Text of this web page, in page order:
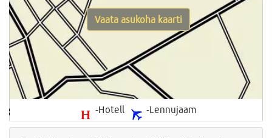
-Hotell -Lennujaam
Vaata asukoha kaarti